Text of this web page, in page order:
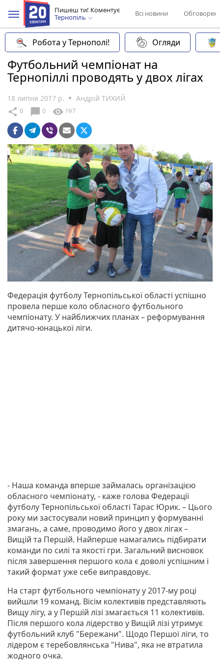
Пишеш ти! Коментує
Тернопіль
Всі новини
Робота у Тернополі! Огляди
Футбольний чемпіонат на
Тернопіллі проводять у двох лігах
18 липня 2017 р. Андрій ТИХИЙ
share 0 chat_bubble 0 visibility 197
Федерація футболу Тернопільської області успішно
провела перше коло обласного футбольного
чемпіонату. У найближчих планах – реформування
дитячо-юнацької ліги.
- Наша команда вперше займалась організацією
обласного чемпіонату, - каже голова Федерації
футболу Тернопільської області Тарас Юрик. – Цього
року ми застосували новий принцип у формуванні
змагань, а саме, проводимо його у двох лігах –
Вищій та Першій. Найперше намагались підбирати
команди по силі та якості гри. Загальний висновок
після завершення першого кола є доволі успішним і
такий формат уже себе виправдовує.
На старт футбольного чемпіонату у 2017-му році
вийшли 19 команд. Вісім колективів представляють
Вищу лігу, а у Першій лізі змагається 11 колективів.
Після першого кола лідерство у Вищій лізі утримує
футбольний клуб "Бережани". Щодо Першої ліги, то
лідером є теребовлянська "Нива", яка не втратила
жодного очка.